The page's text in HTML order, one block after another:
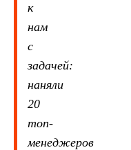
к
нам
с
задачей:
наняли
20
топ-
менеджеров